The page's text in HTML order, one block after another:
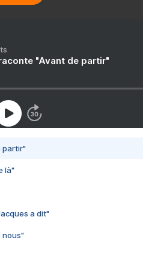
"Avant de partir"
partir"
là"
a dit"
nous"